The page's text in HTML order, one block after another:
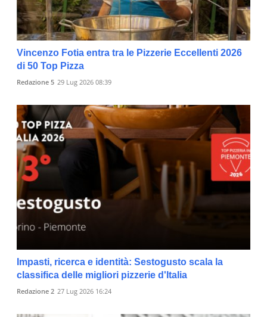
Vincenzo Fotia entra tra le Pizzerie Eccellenti 2026
di 50 Top Pizza
Redazione 5 29 Lug 2026 08:39
Impasti, ricerca e identità: Sestogusto scala la
classifica delle migliori pizzerie d'Italia
Redazione 2 27 Lug 2026 16:24